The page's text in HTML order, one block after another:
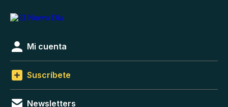
Mi cuenta
Suscríbete
Newsletters